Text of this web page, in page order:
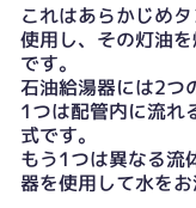
これはあらかじめ
使用し、その灯油
です。
石油給湯器には2つ
1つは配管内に流れ
式です。
もう1つは異なる流
器を使用して水をお